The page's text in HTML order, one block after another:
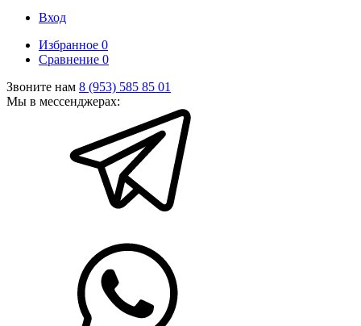
Вход
Избранное 0
Сравнение 0
Звоните нам 8 (953) 585 85 01
Мы в мессенджерах: